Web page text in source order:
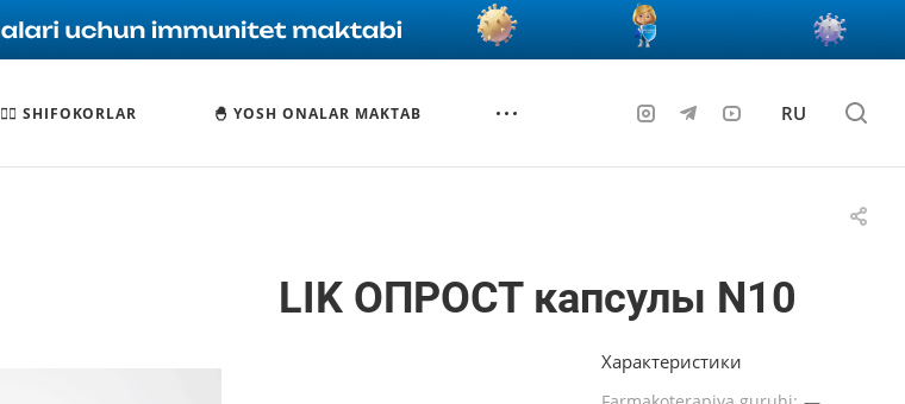
🧑‍⚕️ SHIFOKORLAR 🐣 YOSH ONALAR MAKTAB RU
LIK OПРОСТ капсулы N10
Характеристики